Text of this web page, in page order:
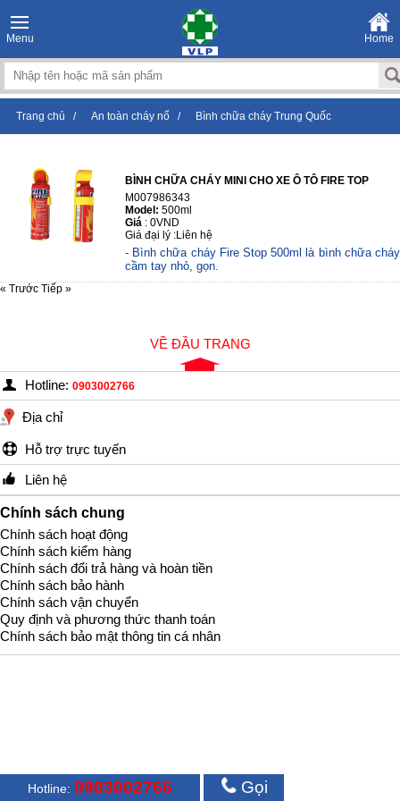
Menu Home
Trang chủ / An toàn cháy nổ / Bình chữa cháy Trung Quốc
BÌNH CHỮA CHÁY MINI CHO XE Ô TÔ FIRE TOP
M007986343
Model: 500ml
Giá : 0VND
Giá đại lý :Liên hệ
- Bình chữa cháy Fire Stop 500ml là bình chữa cháy
cầm tay nhỏ, gọn.
- Chất lượng ...
« Trước Tiếp »
VỀ ĐẦU TRANG
Hotline: 0903002766
Địa chỉ
Hỗ trợ trực tuyến
Liên hệ
Chính sách chung
Chính sách hoạt động
Chính sách kiểm hàng
Chính sách đổi trả hàng và hoàn tiền
Chính sách bảo hành
Chính sách vận chuyển
Quy định và phương thức thanh toán
Chính sách bảo mật thông tin cá nhân
Hotline: 0903002766 Gọi